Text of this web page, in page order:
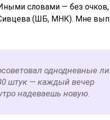
словами — без очков,
Сивцева (ШБ, МНК). Мне
однодневные
штук — каждый вечер
надеваешь новую.